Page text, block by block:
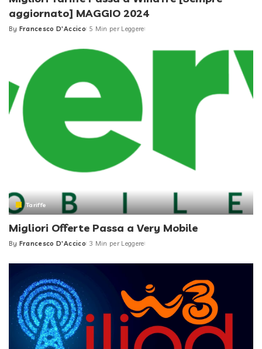
aggiornato] MAGGIO 2024
Posted
By Francesco D'Accico 5 Min per Leggere
Tariffe
Migliori Offerte Passa a Very Mobile
Posted
By Francesco D'Accico 3 Min per Leggere